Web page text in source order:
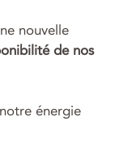
nouvelle
de nos
énergie